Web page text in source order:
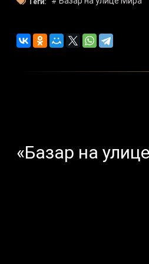
Теги:
«Базар на